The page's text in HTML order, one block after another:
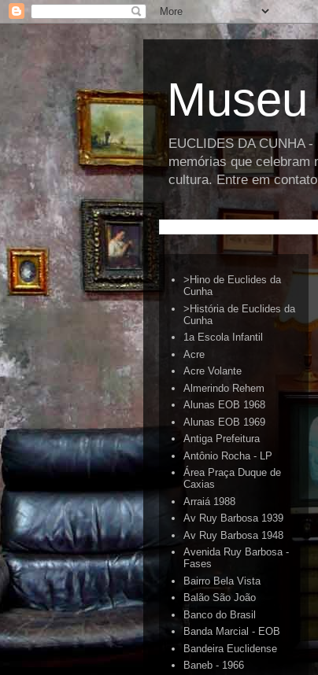
EUCLIDES DA CUNHA
memórias que celebram
cultura. Entre em
>Hino de Euclides da
Cunha
>História de Euclides da
Cunha
1a Escola Infantil
Acre
Acre Volante
Almerindo Rehem
Alunas EOB 1968
Alunas EOB 1969
Antiga Prefeitura
Antônio Rocha - LP
Área Praça Duque de
Caxias
Arraiá 1988
Av Ruy Barbosa 1939
Av Ruy Barbosa 1948
Avenida Ruy Barbosa -
Fases
Bairro Bela Vista
Balão São João
Banco do Brasil
Banda Marcial - EOB
Bandeira Euclidense
Baneb - 1966